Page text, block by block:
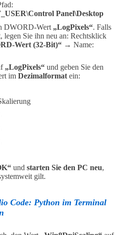
Panel\Desktop
DWORD-Wert „LogPixels“. Falls
legen Sie ihn neu an: Rechtsklick
Wert (32-Bit)“ → Name:
„LogPixels“ und geben Sie den
im Dezimalformat ein:
und starten Sie den PC neu,
gilt.
Code: Python im Terminal